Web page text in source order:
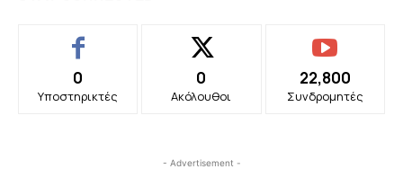
0
Υποστηρικτές
0
Ακόλουθοι
22,800
Συνδρομητές
- Advertisement -